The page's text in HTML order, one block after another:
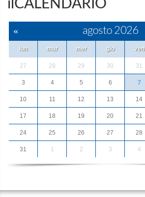
ilCALENDARIO
« agosto 2026
lun mar mer gio ven
27 28 29 30 31
3 4 5 6 7
10 11 12 13 14
17 18 19 20 21
24 25 26 27 28
31 1 2 3 4